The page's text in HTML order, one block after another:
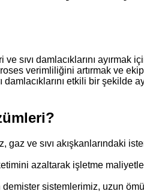
sıvı damlacıklarını ayırmak
verimliliğini artırmak ve
damlacıklarını etkili bir şekilde
gaz ve sıvı akışkanlarındaki
azaltarak işletme
demister sistemlerimiz, uzun